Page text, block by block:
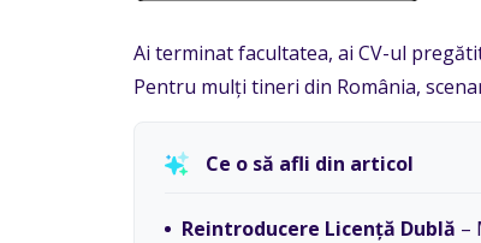
Ai terminat facultatea, ai CV-ul
Pentru mulți tineri din România,
Ce o să afli din articol
Reintroducere Licență Dublă –